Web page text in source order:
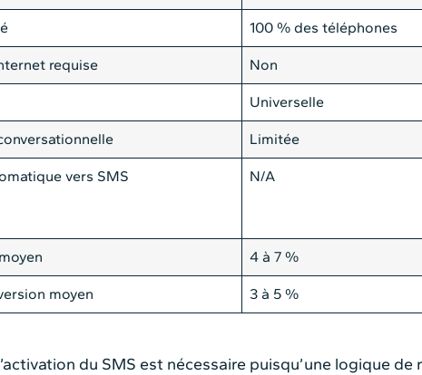
100 % des téléphones
requise Non
Universelle
Limitée
vers SMS N/A
4 à 7 %
moyen 3 à 5 %
du SMS est nécessaire puisqu’une logique